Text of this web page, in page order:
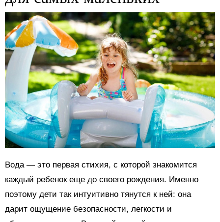
Вода — это первая стихия, с которой знакомится
каждый ребенок еще до своего рождения. Именно
поэтому дети так интуитивно тянутся к ней: она
дарит ощущение безопасности, легкости и